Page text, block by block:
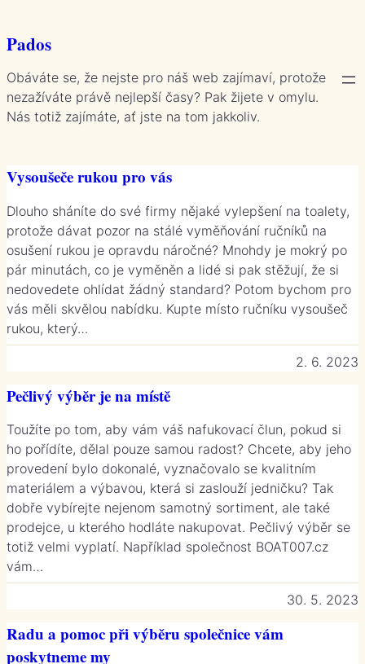
na
obsah
Pados
Obáváte se, že nejste pro náš web zajímaví, protože
nezažíváte právě nejlepší časy? Pak žijete v omylu.
Nás totiž zajímáte, ať jste na tom jakkoliv.
Vysoušeče rukou pro vás
Dlouho sháníte do své firmy nějaké vylepšení na toalety,
protože dávat pozor na stálé vyměňování ručníků na
osušení rukou je opravdu náročné? Mnohdy je mokrý po
pár minutách, co je vyměněn a lidé si pak stěžují, že si
nedovedete ohlídat žádný standard? Potom bychom pro
vás měli skvělou nabídku. Kupte místo ručníku vysoušeč
rukou, který…
2. 6. 2023
Pečlivý výběr je na místě
Toužíte po tom, aby vám váš nafukovací člun, pokud si
ho pořídíte, dělal pouze samou radost? Chcete, aby jeho
provedení bylo dokonalé, vyznačovalo se kvalitním
materiálem a výbavou, která si zaslouží jedničku? Tak
dobře vybírejte nejenom samotný sortiment, ale také
prodejce, u kterého hodláte nakupovat. Pečlivý výběr se
totiž velmi vyplatí. Například společnost BOAT007.cz
vám…
30. 5. 2023
Radu a pomoc při výběru společnice vám
poskytneme my